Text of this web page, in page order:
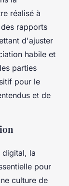
réalisé à
rapports
d'ajuster
habile et
parties
pour le
et de
digital, la
pour
culture de